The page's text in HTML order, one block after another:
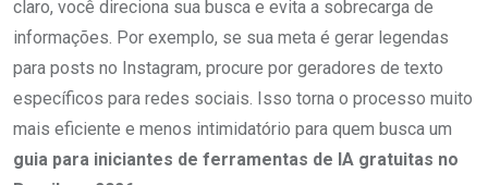
claro, você direciona sua busca e evita a sobrecarga de
informações. Por exemplo, se sua meta é gerar legendas
para posts no Instagram, procure por geradores de texto
específicos para redes sociais. Isso torna o processo muito
mais eficiente e menos intimidatório para quem busca um
guia para iniciantes de ferramentas de IA gratuitas no